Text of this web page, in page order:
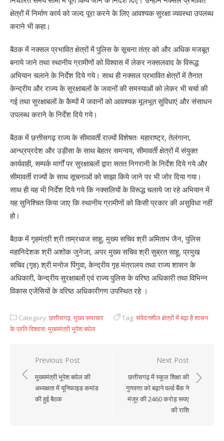
क्षेत्रों में निर्माण कार्य को जल्द पूरा करने के लिए आवश्यक सुरक्षा व्यवस्था उपलब्ध
कराने भी कहा।
बैठक में नक्सल प्रभावित क्षेत्रों में पुलिस के सूचना तंत्र को और अधिक मजबूत
बनाये जाने तथा स्थानीय ग्रामीणों को विश्वास में लेकर नक्सलवाद के विरूद्ध
अभियान चलाने के निर्देश दिये गये। साथ ही नक्सल प्रभावित क्षेत्रों में तैनात
केन्द्रीय और राज्य के सुरक्षाबलों के जवानों की समस्याओं को लेकर भी चर्चा की
गई तथा सुरक्षाबलों के कैम्पों में जवानों को आवश्यक मूलभूत सुविधाएं और संसाधन
उपलब्ध कराने के निर्देश दिये गये।
बैठक में छत्तीसगढ़ राज्य के सीमावर्ती राज्यों विशेषतः महाराष्ट्र, तेलंगाना,
आन्ध्रप्रदेश और उड़ीसा के साथ बेहतर समन्वय, सीमावर्ती क्षेत्रों में संयुक्त
कार्यवाही, सम्पर्क मार्गों पर सुरक्षाबलों द्वारा सतत निगरानी के निर्देश दिये गये और
सीमावर्ती राज्यों के साथ सूचनाओं को साझा किये जाने पर भी जोर दिया गया।
साथ ही यह भी निर्देश दिये गये कि नक्सलियों के विरूद्ध चलाये जा रहे अभियान में
यह सुनिश्चित किया जाए कि स्थानीय ग्रामीणों को किसी प्रकार की असुविधा नहीं
हो।
बैठक में गृहमंत्री श्री ताम्रध्वज साहू, मुख्य सचिव श्री अमिताभ जैन, पुलिस
महानिदेशक श्री अशोक जुनेजा, अपर मुख्य सचिव श्री सुब्रत साहू, प्रमुख
सचिव (गृह) श्री मनोज पिंगुवा, केन्द्रीय गृह मंत्रालय तथा राज्य शासन के
अधिकारी, केन्द्रीय सुरक्षाबलों एवं राज्य पुलिस के वरिष्ठ अधिकारी तथा विभिन्न
विकास एजेंसियों के वरिष्ठ अधिकारीगण उपस्थित रहे ।
Category: छत्तीसगढ़,मुख्य समाचार Tag: संवेदनशील क्षेत्रों में बढ़ा है शासन
के प्रति विश्वास: मुख्यमंत्री भूपेश बघेल
Post
navigation
Previous Post
मुख्यमंत्री भूपेश बघेल की
अध्यक्षता में यूनिफाइड कमांड
की हुई बैठक
Next Post
छत्तीसगढ़ में स्कूल शिक्षा की
गुणवत्ता को बढ़ाने वर्ल्ड बैंक ने
मंजूर की 2460 करोड़ रूपए
की राशि